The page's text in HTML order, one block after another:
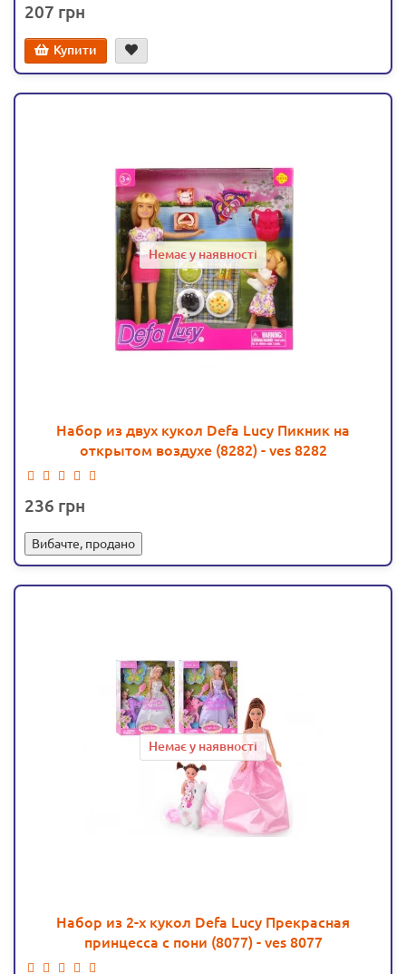
207
Купити
Немає у наявності
Набор из двух кукол Defa Lucy Пикник на
открытом воздухе (8282) - ves 8282
236
Вибачте, продано
Немає у наявності
Набор из 2-х кукол Defa Lucy Прекрасная
принцесса с пони (8077) - ves 8077